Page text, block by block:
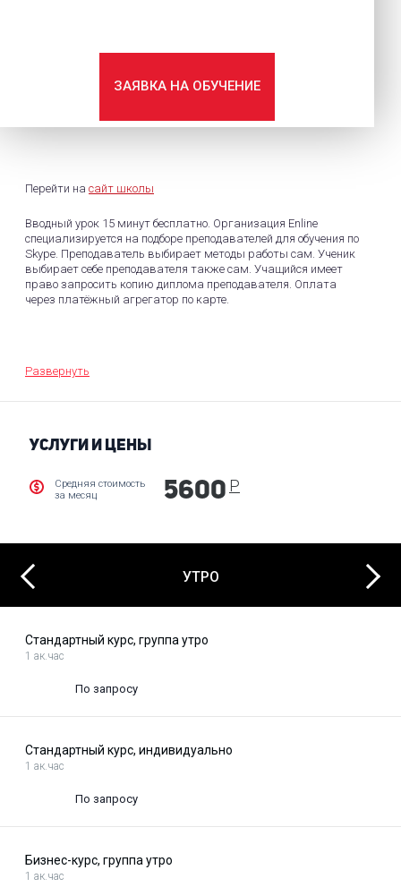
ЗАЯВКА НА ОБУЧЕНИЕ
Перейти на сайт школы
Вводный урок 15 минут бесплатно. Организация Enline
специализируется на подборе преподавателей для обучения по
Skype. Преподаватель выбирает методы работы сам. Ученик
выбирает себе преподавателя также сам. Учащийся имеет
право запросить копию диплома преподавателя. Оплата
через платёжный агрегатор по карте.
Развернуть
УСЛУГИ И ЦЕНЫ
Средняя стоимость
за месяц
5600 Р
Previous УТРО
Стандартный курс, группа утро
1 ак.час
По запросу
Стандартный курс, индивидуально
1 ак.час
По запросу
Бизнес-курс, группа утро
1 ак.час
Next